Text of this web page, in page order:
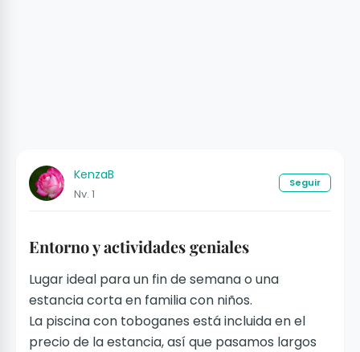
KenzaB
Nv. 1
Seguir
Entorno y actividades geniales
Lugar ideal para un fin de semana o una
estancia corta en familia con niños.
La piscina con toboganes está incluida en el
precio de la estancia, así que pasamos largos